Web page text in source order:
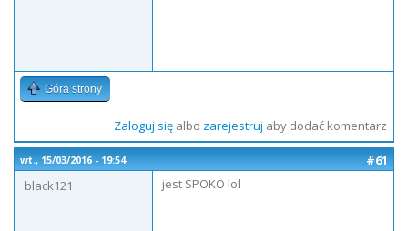
Góra strony
Zaloguj sięalbo zarejestruj aby dodać komentarz
wt., 15/03/2016 - 19:54
#61
black121
jest SPOKO lol